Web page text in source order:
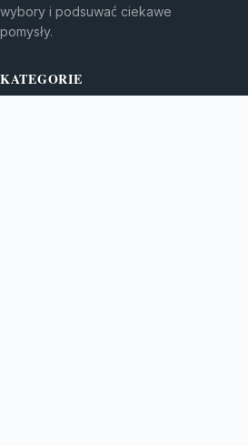
wybory i podsuwać ciekawe
pomysły.
KATEGORIE